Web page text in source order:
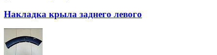
Накладка крыла заднего левого